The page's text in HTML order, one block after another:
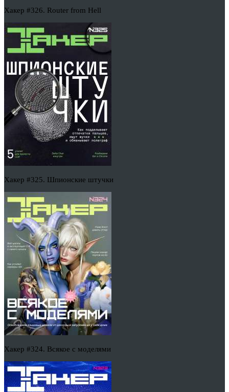
Хакер #326. Router from Hell
Хакер #325. Шпионские штучки
Хакер #324. Всякое с моделями